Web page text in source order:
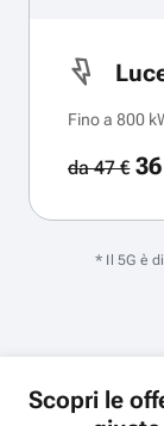
Fino a 800
da 47 €36
* Il 5G è
Scopri le